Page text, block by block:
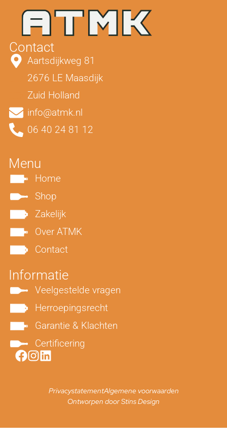
Contact
Aartsdijkweg 81
2676 LE Maasdijk
Zuid Holland
info@atmk.nl
06 40 24 81 12
Menu
Home
Shop
Zakelijk
Over ATMK
Contact
Informatie
Veelgestelde vragen
Herroepingsrecht
Garantie & Klachten
Certificering
PrivacystatementAlgemene voorwaarden
Ontworpen door Stins Design